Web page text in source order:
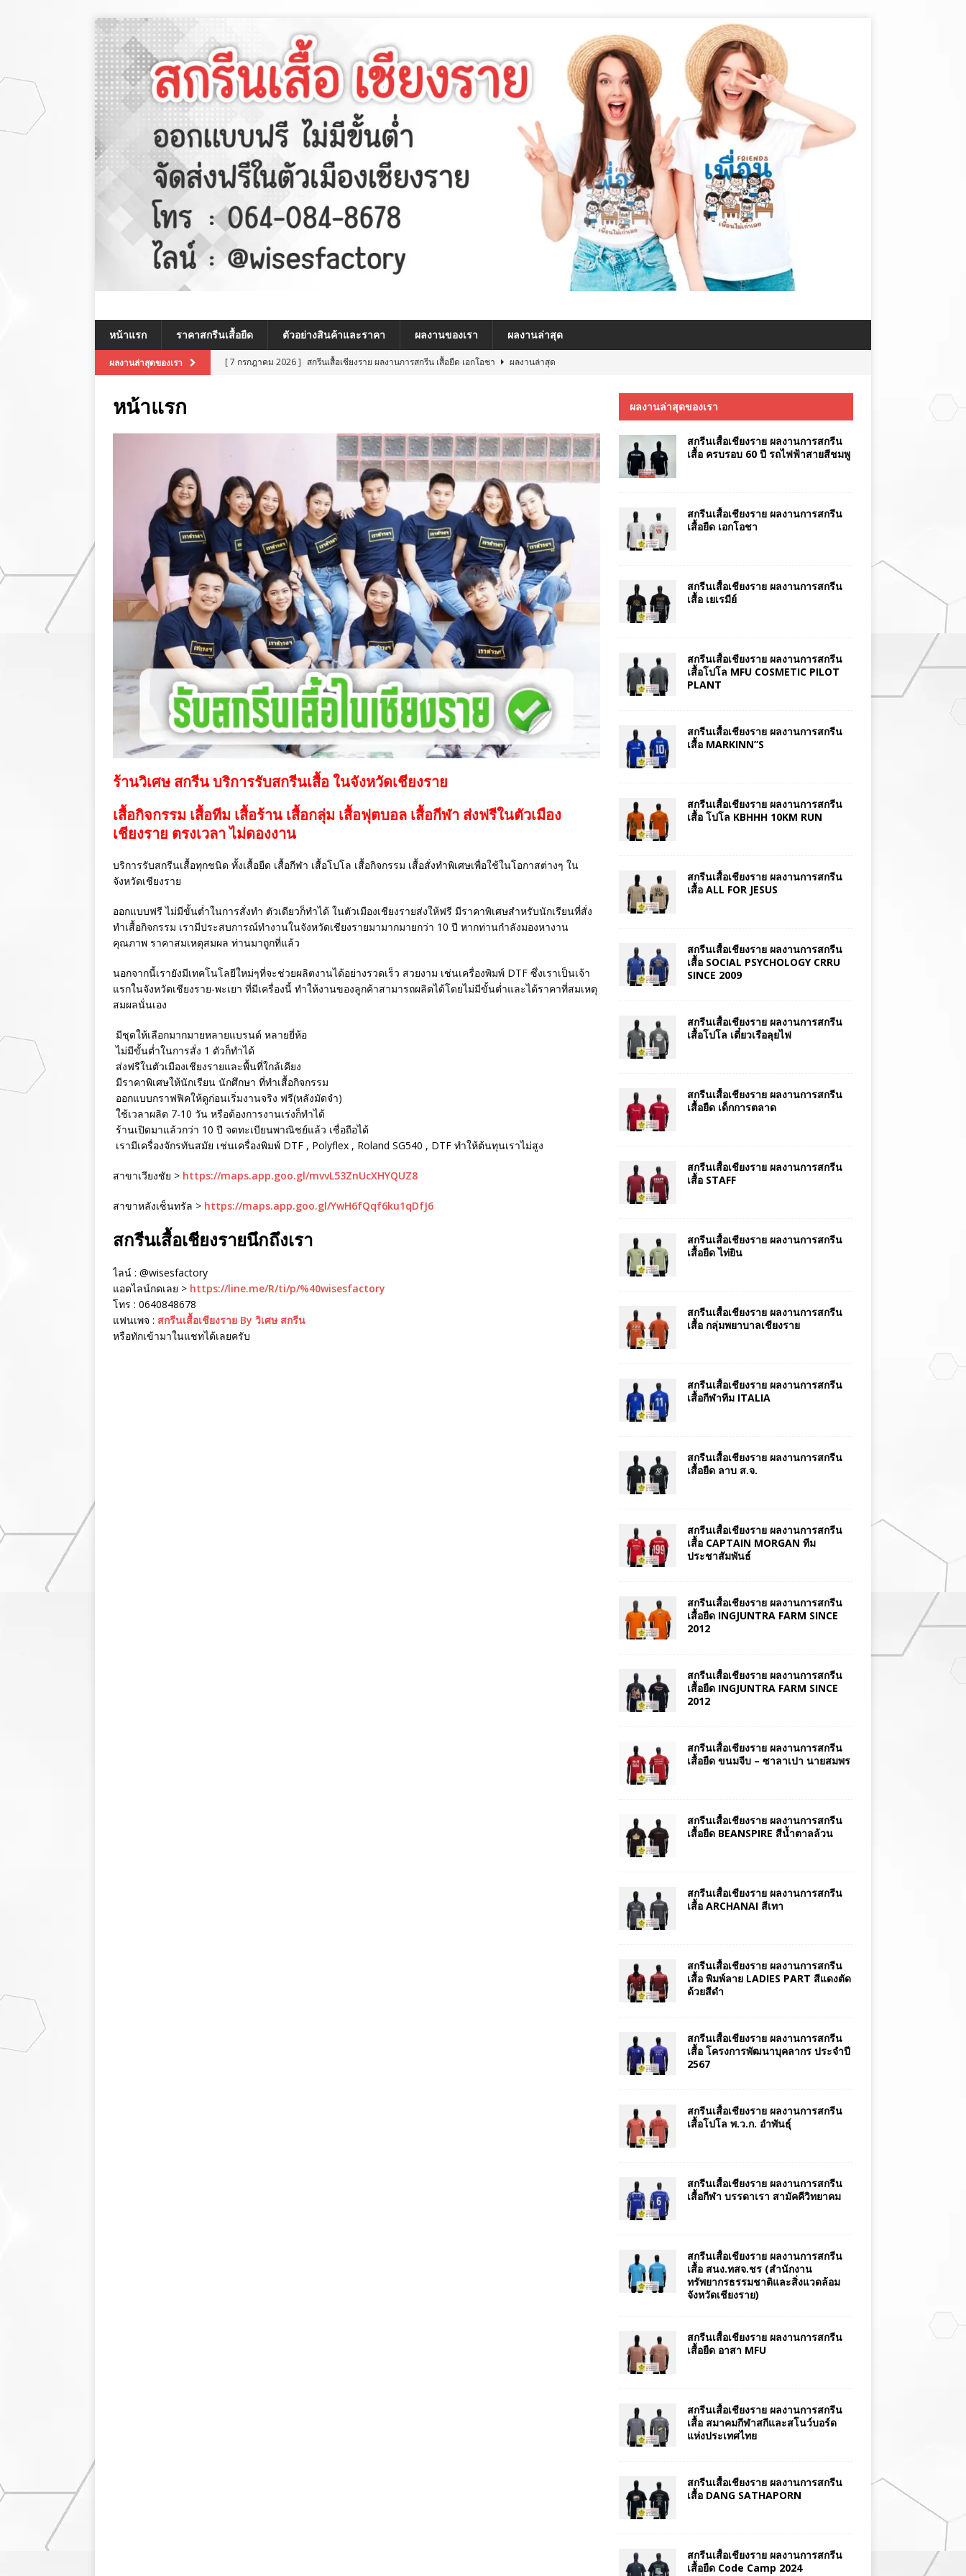
หน้าแรก ราคาสกรีนเสื้อยืด ตัวอย่างสินค้าและราคา ผลงานของเรา ผลงานล่าสุด
ผลงานล่าสุดของเรา [ 7 กรกฎาคม 2026 ] สกรีนเสื้อเชียงราย ผลงานการสกรีน เสื้อยืด เอกโอชา
ผลงานล่าสุด
ผลงานล่าสุด
สกรีนเสื้อเชียงราย ผลงานการสกรีน เสื้อ MARKINN”S
ผลงานล่าสุด
[ 8 กรกฎาคม 2026 ]
สกรีนเสื้อเชียงราย ผลงานการสกรีนเสื้อ ครบรอบ 60 ปี รถไฟฟ้าสายสีชมพู
ผลงานล่าสุด
หน้าแรก
ร้านวิเศษ สกรีน บริการรับสกรีนเสื้อ ในจังหวัดเชียงราย
เสื้อกิจกรรม เสื้อทีม เสื้อร้าน เสื้อกลุ่ม เสื้อฟุตบอล เสื้อกีฬา ส่งฟรีในตัวเมือง
เชียงราย ตรงเวลา ไม่ดองงาน
บริการรับสกรีนเสื้อทุกชนิด ทั้งเสื้อยืด เสื้อกีฬา เสื้อโปโล เสื้อกิจกรรม เสื้อสั่งทำพิเศษเพื่อใช้ในโอกาสต่างๆ ใน
จังหวัดเชียงราย
ออกแบบฟรี ไม่มีขั้นต่ำในการสั่งทำ ตัวเดียวก็ทำได้ ในตัวเมืองเชียงรายส่งให้ฟรี มีราคาพิเศษสำหรับนักเรียนที่สั่ง
ทำเสื้อกิจกรรม เรามีประสบการณ์ทำงานในจังหวัดเชียงรายมามากมายกว่า 10 ปี หากท่านกำลังมองหางาน
คุณภาพ ราคาสมเหตุสมผล ท่านมาถูกที่แล้ว
นอกจากนี้เรายังมีเทคโนโลยีใหม่ๆที่จะช่วยผลิตงานได้อย่างรวดเร็ว สวยงาม เช่นเครื่องพิมพ์ DTF ซึ่งเราเป็นเจ้า
แรกในจังหวัดเชียงราย-พะเยา ที่มีเครื่องนี้ ทำให้งานของลูกค้าสามารถผลิตได้โดยไม่มีขั้นต่ำและได้ราคาที่สมเหตุ
สมผลนั่นเอง
มีชุดให้เลือกมากมายหลายแบรนด์ หลายยี่ห้อ
ไม่มีขั้นต่ำในการสั่ง 1 ตัวก็ทำได้
ส่งฟรีในตัวเมืองเชียงรายและพื้นที่ใกล้เคียง
มีราคาพิเศษให้นักเรียน นักศึกษา ที่ทำเสื้อกิจกรรม
ออกแบบกราฟฟิคให้ดูก่อนเริ่มงานจริง ฟรี(หลังมัดจำ)
ใช้เวลาผลิต 7-10 วัน หรือต้องการงานเร่งก็ทำได้
ร้านเปิดมาแล้วกว่า 10 ปี จดทะเบียนพาณิชย์แล้ว เชื่อถือได้
เรามีเครื่องจักรทันสมัย เช่นเครื่องพิมพ์ DTF , Polyflex , Roland SG540 , DTF ทำให้ต้นทุนเราไม่สูง
สาขาเวียงชัย > https://maps.app.goo.gl/mvvL53ZnUcXHYQUZ8
สาขาหลังเซ็นทรัล > https://maps.app.goo.gl/YwH6fQqf6ku1qDfJ6
สกรีนเสื้อเชียงรายนึกถึงเรา
ไลน์ : @wisesfactory
แอดไลน์กดเลย > https://line.me/R/ti/p/%40wisesfactory
โทร : 0640848678
แฟนเพจ : สกรีนเสื้อเชียงราย By วิเศษ สกรีน
หรือทักเข้ามาในแชทได้เลยครับ
ผลงานล่าสุดของเรา
สกรีนเสื้อเชียงราย ผลงานการสกรีน
เสื้อ ครบรอบ 60 ปี รถไฟฟ้าสายสีชมพู
สกรีนเสื้อเชียงราย ผลงานการสกรีน
เสื้อยืด เอกโอชา
สกรีนเสื้อเชียงราย ผลงานการสกรีน
เสื้อ เยเรมีย์
สกรีนเสื้อเชียงราย ผลงานการสกรีน
เสื้อโปโล MFU COSMETIC PILOT
PLANT
สกรีนเสื้อเชียงราย ผลงานการสกรีน
เสื้อ MARKINN”S
สกรีนเสื้อเชียงราย ผลงานการสกรีน
เสื้อ โปโล KBHHH 10KM RUN
สกรีนเสื้อเชียงราย ผลงานการสกรีน
เสื้อ ALL FOR JESUS
สกรีนเสื้อเชียงราย ผลงานการสกรีน
เสื้อ SOCIAL PSYCHOLOGY CRRU
SINCE 2009
สกรีนเสื้อเชียงราย ผลงานการสกรีน
เสื้อโปโล เตี๋ยวเรือลุยไฟ
สกรีนเสื้อเชียงราย ผลงานการสกรีน
เสื้อยืด เด็กการตลาด
สกรีนเสื้อเชียงราย ผลงานการสกรีน
เสื้อ STAFF
สกรีนเสื้อเชียงราย ผลงานการสกรีน
เสื้อยืด ไท่ยิน
สกรีนเสื้อเชียงราย ผลงานการสกรีน
เสื้อ กลุ่มพยาบาลเชียงราย
สกรีนเสื้อเชียงราย ผลงานการสกรีน
เสื้อกีฬาทีม ITALIA
สกรีนเสื้อเชียงราย ผลงานการสกรีน
เสื้อยืด ลาบ ส.จ.
สกรีนเสื้อเชียงราย ผลงานการสกรีน
เสื้อ CAPTAIN MORGAN ทีม
ประชาสัมพันธ์
สกรีนเสื้อเชียงราย ผลงานการสกรีน
เสื้อยืด INGJUNTRA FARM SINCE
2012
สกรีนเสื้อเชียงราย ผลงานการสกรีน
เสื้อยืด INGJUNTRA FARM SINCE
2012
สกรีนเสื้อเชียงราย ผลงานการสกรีน
เสื้อยืด ขนมจีบ – ซาลาเปา นายสมพร
สกรีนเสื้อเชียงราย ผลงานการสกรีน
เสื้อยืด BEANSPIRE สีน้ำตาลล้วน
สกรีนเสื้อเชียงราย ผลงานการสกรีน
เสื้อ ARCHANAI สีเทา
สกรีนเสื้อเชียงราย ผลงานการสกรีน
เสื้อ พิมพ์ลาย LADIES PART สีแดงตัด
ด้วยสีดำ
สกรีนเสื้อเชียงราย ผลงานการสกรีน
เสื้อ โครงการพัฒนาบุคลากร ประจำปี
2567
สกรีนเสื้อเชียงราย ผลงานการสกรีน
เสื้อโปโล พ.ว.ก. อำพันธุ์
สกรีนเสื้อเชียงราย ผลงานการสกรีน
เสื้อกีฬา บรรดาเรา สามัคคีวิทยาคม
สกรีนเสื้อเชียงราย ผลงานการสกรีน
เสื้อ สนง.ทสจ.ชร (สำนักงาน
ทรัพยากรธรรมชาติและสิ่งแวดล้อม
จังหวัดเชียงราย)
สกรีนเสื้อเชียงราย ผลงานการสกรีน
เสื้อยืด อาสา MFU
สกรีนเสื้อเชียงราย ผลงานการสกรีน
เสื้อ สมาคมกีฬาสกีและสโนว์บอร์ด
แห่งประเทศไทย
สกรีนเสื้อเชียงราย ผลงานการสกรีน
เสื้อ DANG SATHAPORN
สกรีนเสื้อเชียงราย ผลงานการสกรีน
เสื้อยืด Code Camp 2024